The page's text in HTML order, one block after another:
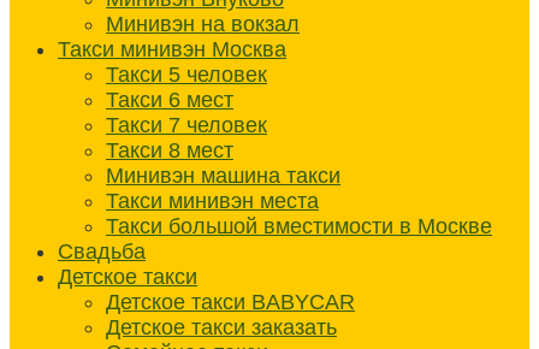
Минивэн на вокзал
Такси минивэн Москва
Такси 5 человек
Такси 6 мест
Такси 7 человек
Такси 8 мест
Минивэн машина такси
Такси минивэн места
Такси большой вместимости в Москве
Свадьба
Детское такси
Детское такси BABYCAR
Детское такси заказать